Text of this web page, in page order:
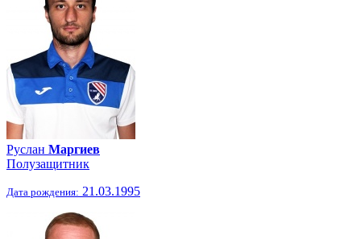
Руслан Маргиев
Полузащитник
Дата рождения: 21.03.1995